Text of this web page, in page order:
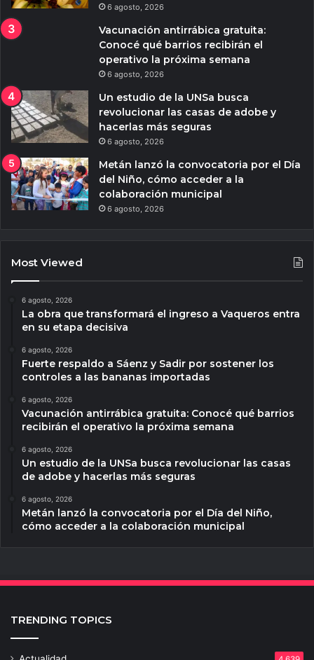
6 agosto, 2026
Vacunación antirrábica gratuita:
Conocé qué barrios recibirán el
operativo la próxima semana
6 agosto, 2026
Un estudio de la UNSa busca
revolucionar las casas de adobe y
hacerlas más seguras
6 agosto, 2026
Metán lanzó la convocatoria por el Día
del Niño, cómo acceder a la
colaboración municipal
6 agosto, 2026
Most Viewed
6 agosto, 2026
La obra que transformará el ingreso a Vaqueros entra
en su etapa decisiva
6 agosto, 2026
Fuerte respaldo a Sáenz y Sadir por sostener los
controles a las bananas importadas
6 agosto, 2026
Vacunación antirrábica gratuita: Conocé qué barrios
recibirán el operativo la próxima semana
6 agosto, 2026
Un estudio de la UNSa busca revolucionar las casas
de adobe y hacerlas más seguras
6 agosto, 2026
Metán lanzó la convocatoria por el Día del Niño,
cómo acceder a la colaboración municipal
TRENDING TOPICS